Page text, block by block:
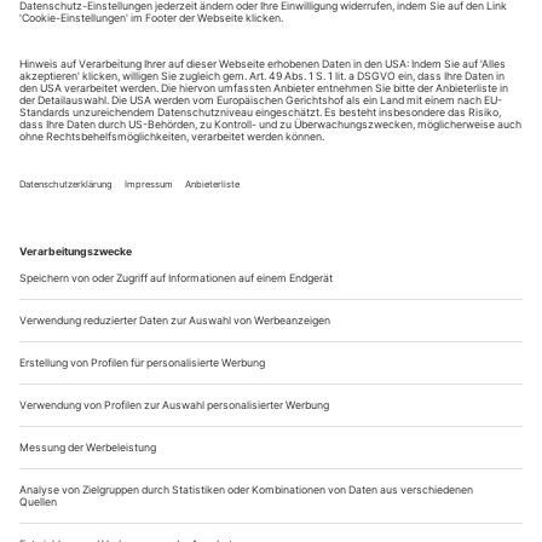
Herausgeber
Der Theaterverlag – Friedrich Berlin
Redaktion
Mitarbeit: Sofie Goblirsch, Marc Staudacher
Tel +49 (0)-30-254495-20, Fax -12
redaktion@tanz-zeitschrift.de
www.tanz-zeitschrift.de
Gestaltung & Bildredaktion
Marina Dafova
Anzei...
Paris: Mourad Merzouki «Vertikal»